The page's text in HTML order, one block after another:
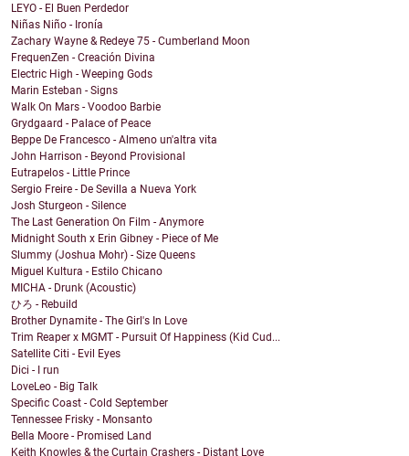
LEYO - El Buen Perdedor
Niñas Niño - Ironía
Zachary Wayne & Redeye 75 - Cumberland Moon
FrequenZen - Creación Divina
Electric High - Weeping Gods
Marin Esteban - Signs
Walk On Mars - Voodoo Barbie
Grydgaard - Palace of Peace
Beppe De Francesco - Almeno un'altra vita
John Harrison - Beyond Provisional
Eutrapelos - Little Prince
Sergio Freire - De Sevilla a Nueva York
Josh Sturgeon - Silence
The Last Generation On Film - Anymore
Midnight South x Erin Gibney - Piece of Me
Slummy (Joshua Mohr) - Size Queens
Miguel Kultura - Estilo Chicano
MICHA - Drunk (Acoustic)
ひろ - Rebuild
Brother Dynamite - The Girl's In Love
Trim Reaper x MGMT - Pursuit Of Happiness (Kid Cud...
Satellite Citi - Evil Eyes
Dici - I run
LoveLeo - Big Talk
Specific Coast - Cold September
Tennessee Frisky - Monsanto
Bella Moore - Promised Land
Keith Knowles & the Curtain Crashers - Distant Love